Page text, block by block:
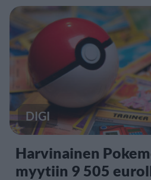
DIGI
Harvinainen
myytiin 9 505